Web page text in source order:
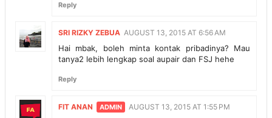
Reply
SRI RIZKY ZEBUA AUGUST 13, 2015 AT 6:56 AM
Hai mbak, boleh minta kontak pribadinya? Mau
tanya2 lebih lengkap soal aupair dan FSJ hehe
Reply
FIT ANAN AUGUST 13, 2015 AT 1:55 PM